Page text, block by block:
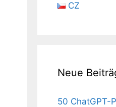
CZ
Neue
50 ChatGPT-